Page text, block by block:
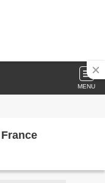
MENU